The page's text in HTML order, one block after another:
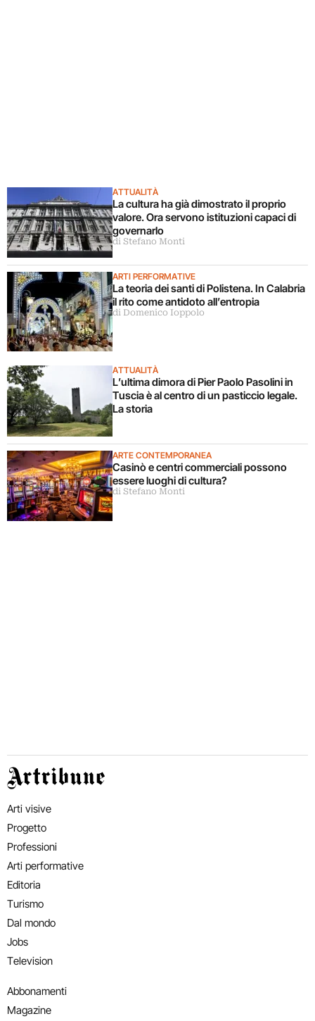
ATTUALITÀ
La cultura ha già dimostrato il proprio
valore. Ora servono istituzioni capaci di
governarlo
di Stefano Monti
ARTI PERFORMATIVE
La teoria dei santi di Polistena. In Calabria
il rito come antidoto all’entropia
di Domenico Ioppolo
ATTUALITÀ
L’ultima dimora di Pier Paolo Pasolini in
Tuscia è al centro di un pasticcio legale.
La storia
ARTE CONTEMPORANEA
Casinò e centri commerciali possono
essere luoghi di cultura?
di Stefano Monti
Artribune
Arti visive
Progetto
Professioni
Arti performative
Editoria
Turismo
Dal mondo
Jobs
Television
Abbonamenti
Magazine